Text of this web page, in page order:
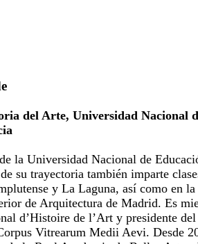
del Arte, Universidad Nacional
la Universidad Nacional de
su trayectoria también imparte
y La Laguna, así como en la
de Arquitectura de Madrid. Es
d’Histoire de l’Art y presidente del
Vitrearum Medii Aevi. Desde